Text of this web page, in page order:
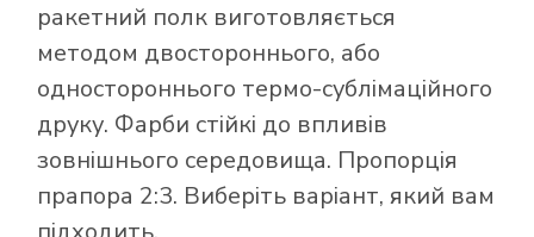
ракетний полк виготовляється
методом двостороннього, або
одностороннього термо-сублімаційного
друку. Фарби стійкі до впливів
зовнішнього середовища. Пропорція
прапора 2:3. Виберіть варіант, який вам